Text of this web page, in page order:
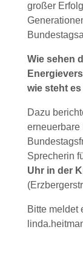
großer
Wie sehen
wie steht
Dazu
erneuerbare
Sprecherin
Uhr in der
Bitte meldet